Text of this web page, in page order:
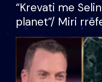
“Krevati me
planet”/ Miri
bukura në
mungojë zilja e